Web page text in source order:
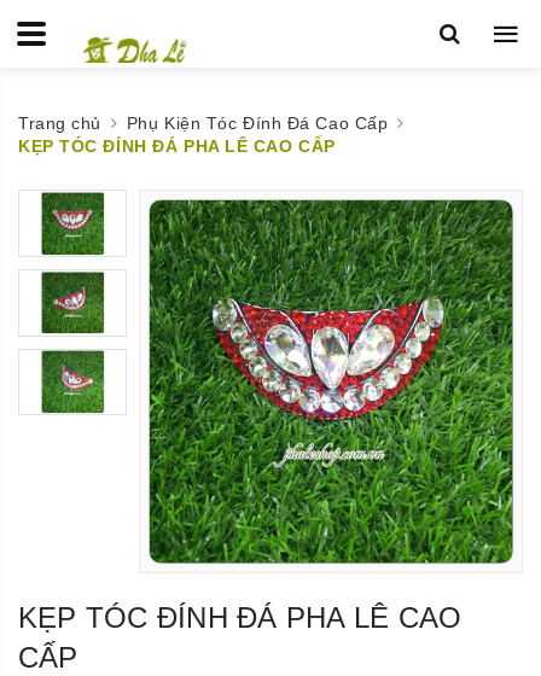
Trang chủ
Phụ Kiện Tóc Đính Đá Cao Cấp
KẸP TÓC ĐÍNH ĐÁ PHA LÊ CAO CẤP
KẸP TÓC ĐÍNH ĐÁ PHA LÊ CAO
CẤP